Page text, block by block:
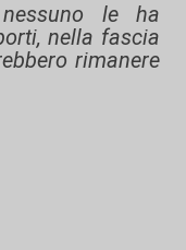
le ha
nella fascia
rimanere